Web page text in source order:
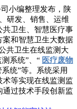
小编整理发布，陕
研发、销售、运维
共卫生、智慧医疗事
案和智慧卫生大数据
共卫生在线监测大
系统”、“ 医疗废物
统”等。系统采用
术等实现在线监测监
通过技术手段创新监